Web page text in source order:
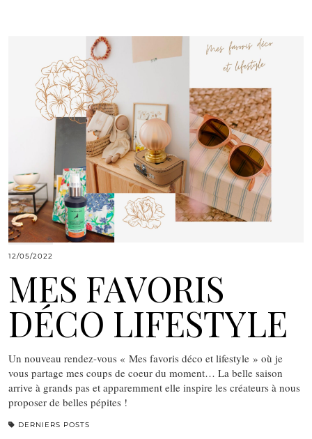
12/05/2022
MES FAVORIS
DÉCO LIFESTYLE
Un nouveau rendez-vous « Mes favoris déco et lifestyle » où je
vous partage mes coups de coeur du moment… La belle saison
arrive à grands pas et apparemment elle inspire les créateurs à nous
proposer de belles pépites !
DERNIERS POSTS